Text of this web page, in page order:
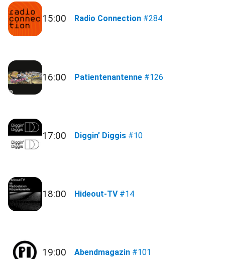
15:00 Radio Connection #284
16:00 Patientenantenne #126
17:00 Diggin’ Diggis #10
18:00 Hideout-TV #14
19:00 Abendmagazin #101